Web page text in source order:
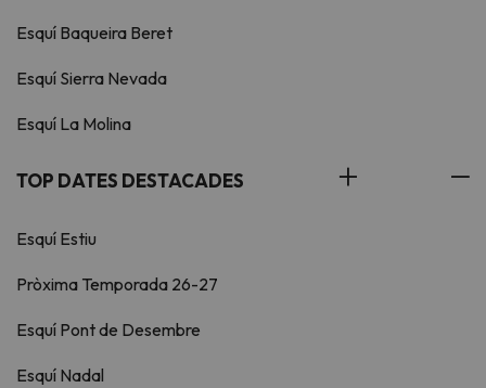
Esquí Baqueira Beret
Esquí Sierra Nevada
Esquí La Molina
TOP DATES DESTACADES
Esquí Estiu
Pròxima Temporada 26-27
Esquí Pont de Desembre
Esquí Nadal